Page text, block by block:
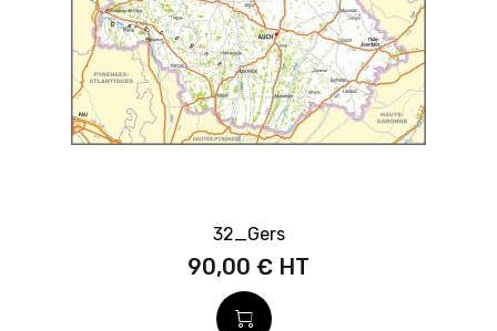
32_Gers
90,00 €